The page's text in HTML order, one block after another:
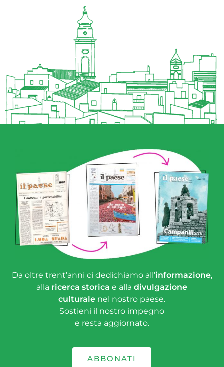
Da oltre trent’anni ci dedichiamo all’informazione,
alla ricerca storica e alla divulgazione
culturale nel nostro paese.
Sostieni il nostro impegno
e resta aggiornato.
ABBONATI